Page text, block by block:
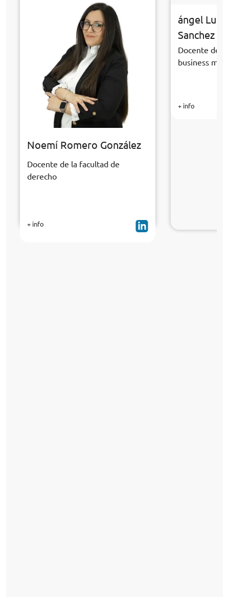
Noemí Romero González
Docente de la facultad de
derecho
+ info
ángel Luis
Sanchez
Docente de
business
+ info